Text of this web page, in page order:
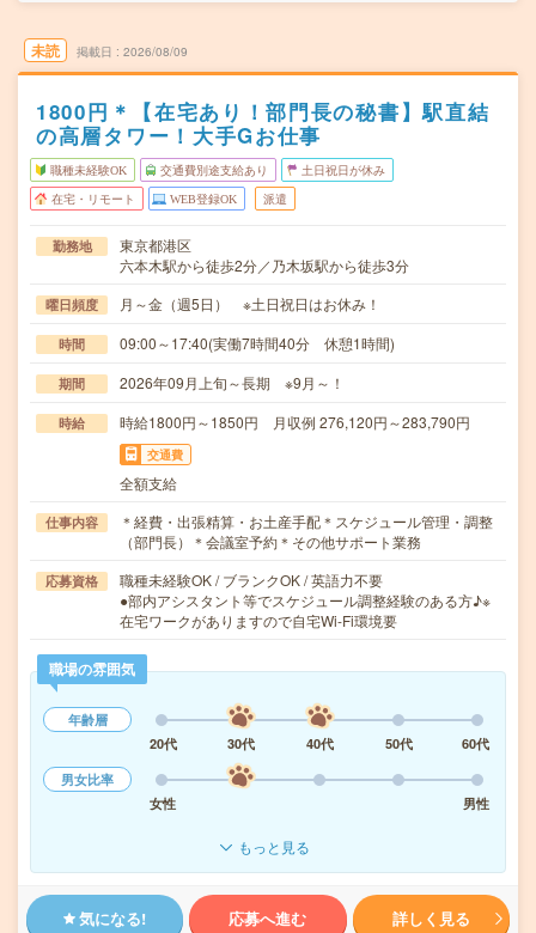
未読 掲載日 2026/08/09
1800円＊【在宅あり！部門長の秘書】駅直結
の高層タワー！大手Gお仕事
職種未経験OK 交通費別途支給あり 土日祝日が休み
在宅・リモート WEB登録OK 派遣
勤務地
東京都港区
六本木駅から徒歩2分／乃木坂駅から徒歩3分
曜日頻度 月～金（週5日） ※土日祝日はお休み！
時間 09:00～17:40(実働7時間40分 休憩1時間)
期間 2026年09月上旬～長期 ※9月～！
時給 時給1800円～1850円 月収例 276,120円～283,790円
交通費
全額支給
仕事内容
＊経費・出張精算・お土産手配＊スケジュール管理・調整
（部門長）＊会議室予約＊その他サポート業務
応募資格
職種未経験OK / ブランクOK / 英語力不要
●部内アシスタント等でスケジュール調整経験のある方♪※
在宅ワークがありますので自宅Wi-Fi環境要
職場の雰囲気
年齢層
20代
30代 40代 50代
60代
男女比率
女性
男性
もっと見る
気になる! 応募へ進む 詳しく見る